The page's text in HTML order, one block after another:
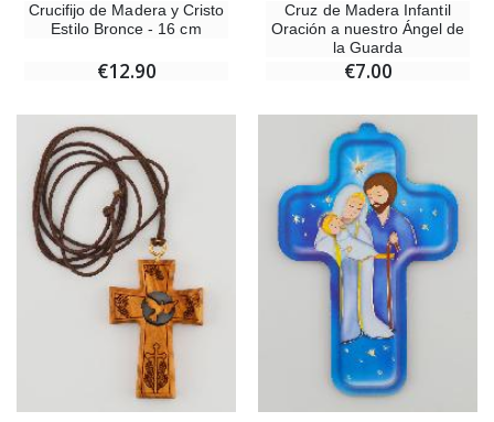
Crucifijo de Madera y Cristo
Estilo Bronce - 16 cm
€12.90
Cruz de Madera Infantil
Oración a nuestro Ángel de
la Guarda
€7.00